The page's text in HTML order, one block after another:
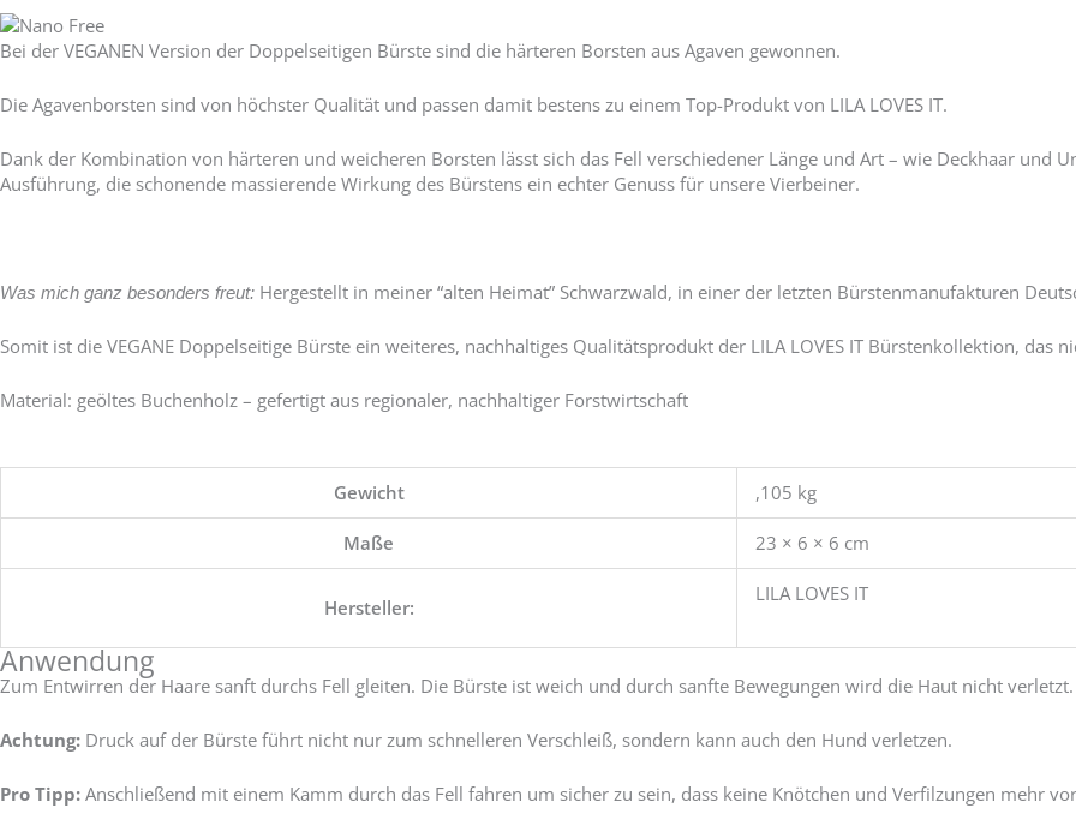
Bei der VEGANEN Version der Doppelseitigen Bürste sind die härteren Borsten aus Agaven gewonnen.
Die Agavenborsten sind von höchster Qualität und passen damit bestens zu einem Top-Produkt von LILA LOVES IT.
Dank der Kombination von härteren und weicheren Borsten lässt sich das Fell verschiedener Länge und Art – wie Deckhaar und
Ausführung, die schonende massierende Wirkung des Bürstens ein echter Genuss für unsere Vierbeiner.
Was mich ganz besonders freut: Hergestellt in meiner “alten Heimat” Schwarzwald, in einer der letzten Bürstenmanufakturen
Somit ist die VEGANE Doppelseitige Bürste ein weiteres, nachhaltiges Qualitätsprodukt der LILA LOVES IT Bürstenkollektion,
Material: geöltes Buchenholz – gefertigt aus regionaler, nachhaltiger Forstwirtschaft
Gewicht ,105 kg
Maße 23 × 6 × 6 cm
Hersteller:
LILA LOVES IT
Anwendung
Zum Entwirren der Haare sanft durchs Fell gleiten. Die Bürste ist weich und durch sanfte Bewegungen wird die Haut nicht verletzt.
Achtung: Druck auf der Bürste führt nicht nur zum schnelleren Verschleiß, sondern kann auch den Hund verletzen.
Pro Tipp: Anschließend mit einem Kamm durch das Fell fahren um sicher zu sein, dass keine Knötchen und Verfilzungen mehr